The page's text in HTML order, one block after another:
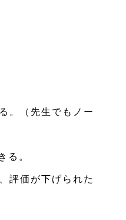
。（先生でもノー
。
評価が下げられた